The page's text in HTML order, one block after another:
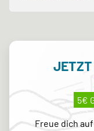
JETZT
5€
Freue dich